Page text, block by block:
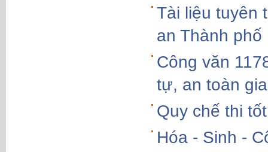
Tài liệu tuyên
an Thành phố
Công văn
tự, an toàn
Quy chế thi
Hóa - Sinh -